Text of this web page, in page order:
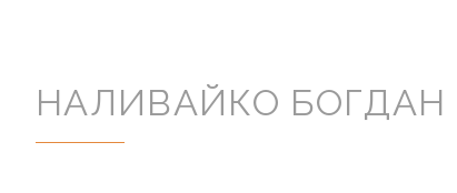
НАЛИВАЙКО БОГДАН